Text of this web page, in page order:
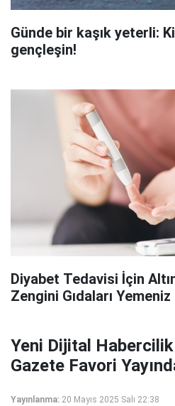
Günde bir kaşık yeterli:
gençleşin!
Diyabet Tedavisi İçin
Zengini Gıdaları
Yeni Dijital
Gazete Favori
Yayınlanma: 20 Mayıs 2025 Salı 22:38